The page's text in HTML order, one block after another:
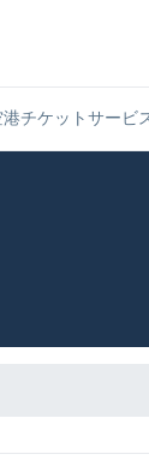
港チケットサービ